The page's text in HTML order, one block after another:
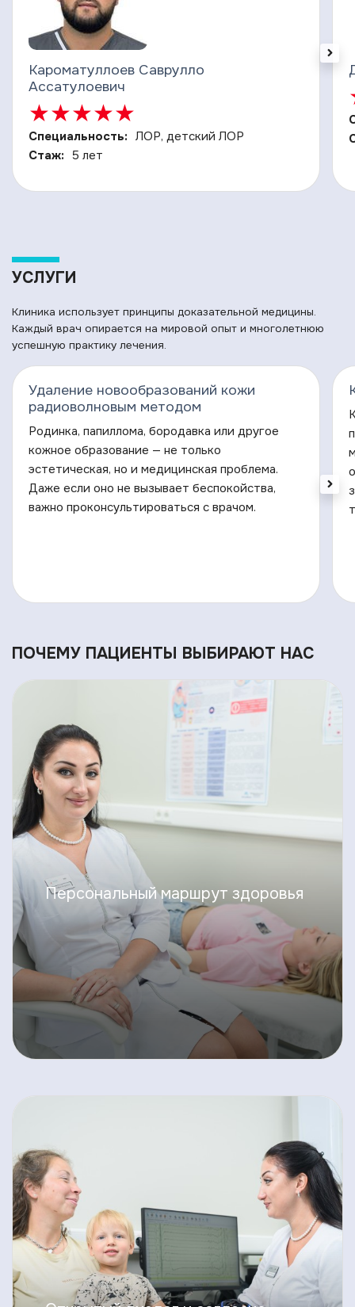
Кароматуллоев Саврулло
Ассатулоевич
★★★★★
Специальность: ЛОР, детский ЛОР
Стаж: 5 лет
УСЛУГИ
Клиника использует принципы доказательной медицины.
Каждый врач опирается на мировой опыт и многолетнюю
успешную практику лечения.
Удаление новообразований кожи
радиоволновым методом
Родинка, папиллома, бородавка или другое
кожное образование — не только
эстетическая, но и медицинская проблема.
Даже если оно не вызывает беспокойства,
важно проконсультироваться с врачом.
ПОЧЕМУ ПАЦИЕНТЫ ВЫБИРАЮТ НАС
Персональный маршрут здоровья